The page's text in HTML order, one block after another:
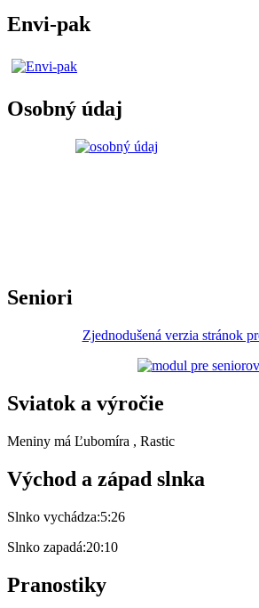
Envi-pak
Osobný údaj
Seniori
Zjednodušená verzia stránok
Sviatok a výročie
Meniny má Ľubomíra , Rastic
Východ a západ slnka
Slnko vychádza:5:26
Slnko zapadá:20:10
Pranostiky